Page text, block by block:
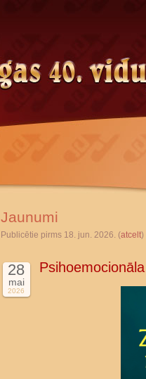
Jaunumi
Publicētie pirms 18. jun. 2026. (atcelt)
28
mai
2026